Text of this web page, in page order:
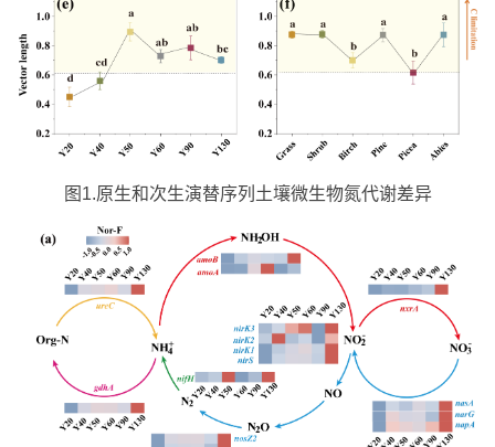
图1.原生和次生演替序列土壤微生物氮代谢差异